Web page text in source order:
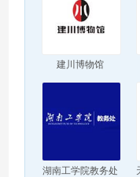
建川博物馆
湖南工学院教务处